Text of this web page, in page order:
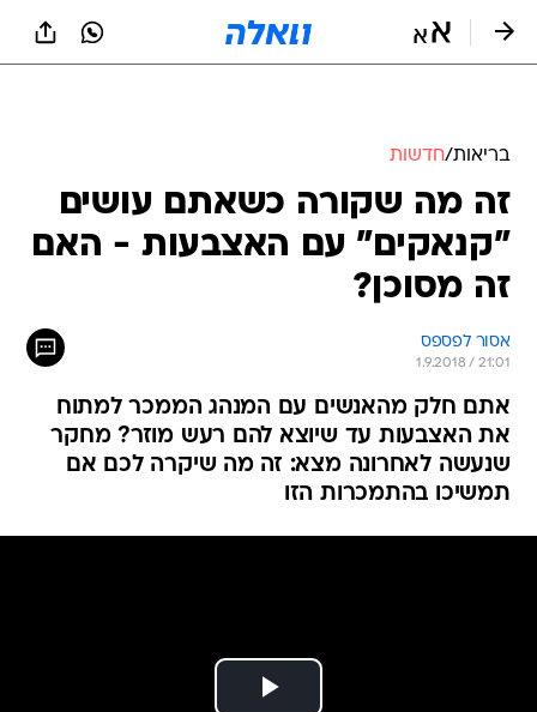
בריאות/חדשות
זה מה שקורה כשאתם עושים
"קנאקים" עם האצבעות - האם
זה מסוכן?
אסור לפספס
1.9.2018 / 21:01
אתם חלק מהאנשים עם המנהג הממכר למתוח
את האצבעות עד שיוצא להם רעש מוזר? מחקר
שנעשה לאחרונה מצא: זה מה שיקרה לכם אם
תמשיכו בהתמכרות הזו